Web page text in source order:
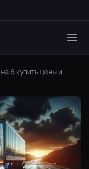
6 купить цены и